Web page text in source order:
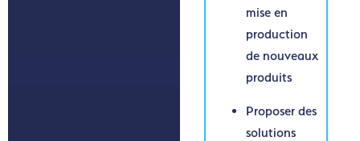
mise en
production
de nouveaux
produits
Proposer des
solutions